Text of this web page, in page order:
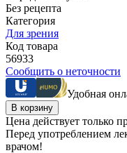
Без рецепта
Категория
Для зрения
Код товара
56933
Сообщить о неточности
Удобная
В корзину
Цена действует только
Перед употреблением
врачом!